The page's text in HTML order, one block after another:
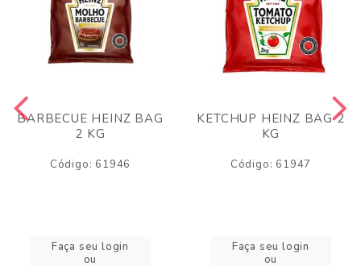
BARBECUE HEINZ BAG
2 KG
Código: 61946
Faça seu login
ou
KETCHUP HEINZ BAG 2
KG
Código: 61947
Faça seu login
ou